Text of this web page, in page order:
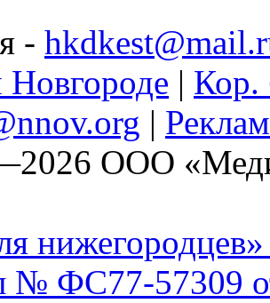
-
| Кор.
|
ООО
нижегородцев»
ФС77-57309